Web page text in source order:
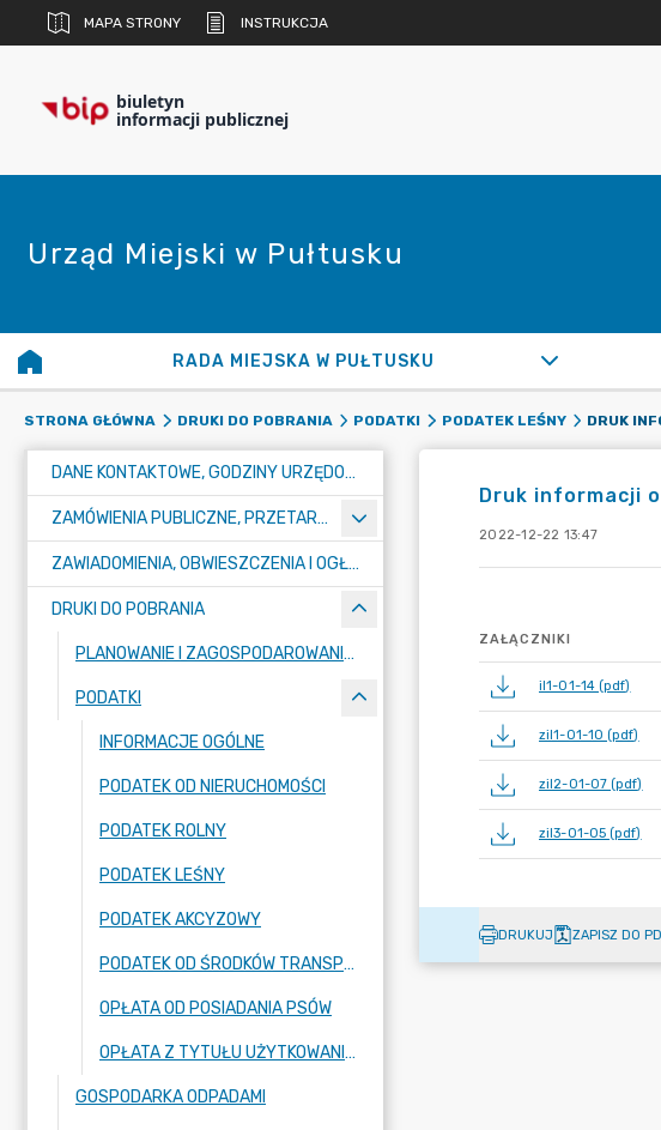
MAPA STRONY INSTRUKCJA
biuletyn
informacji publicznej
Urząd Miejski w Pułtusku
RADA MIEJSKA W PUŁTUSKU
STRONA GŁÓWNA DRUKI DO POBRANIA PODATKI PODATEK LEŚNY
DANE KONTAKTOWE, GODZINY URZĘDOWANIA I NUMER KONTA BANKOWEGO
ZAMÓWIENIA PUBLICZNE, PRZETARGI, KONKURSY
ZAWIADOMIENIA, OBWIESZCZENIA I OGŁOSZENIA
DRUKI DO POBRANIA
PLANOWANIE I ZAGOSPODAROWANIE PRZESTRZENNE
PODATKI
INFORMACJE OGÓLNE
PODATEK OD NIERUCHOMOŚCI
PODATEK ROLNY
PODATEK LEŚNY
PODATEK AKCYZOWY
PODATEK OD ŚRODKÓW TRANSPORTOWYCH
OPŁATA OD POSIADANIA PSÓW
OPŁATA Z TYTUŁU UŻYTKOWANIA WIECZYSTEGO
GOSPODARKA ODPADAMI
Druk informacji
2022-12-22 13:47
ZAŁĄCZNIKI
il1-01-14 (pdf)
zil1-01-10 (pdf)
zil2-01-07 (pdf)
zil3-01-05 (pdf)
DRUKUJ ZAPISZ DO